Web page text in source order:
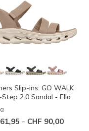
Slip-ins: GO WALK
Step 2.0 Sandal - Ella
- CHF 90,00